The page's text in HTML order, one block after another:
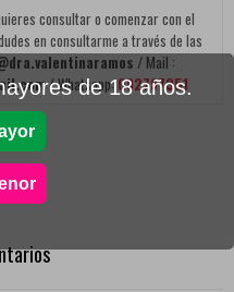
de 18 años.
consultar o comenzar con el
en consultarme a través de las
/ Mail :
/ Whatsapp:092797351